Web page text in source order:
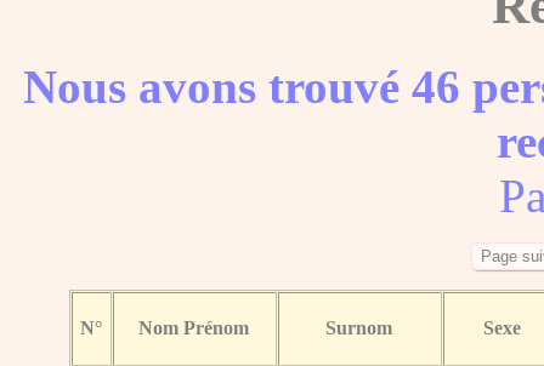
Nous avons trouvé 46
N° Nom Prénom Surnom Sexe